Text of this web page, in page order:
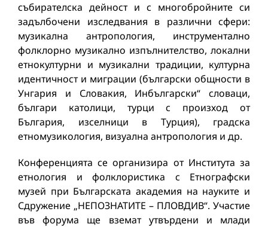
събирателска дейност и с многобройните си
задълбочени изследвания в различни сфери:
музикална антропология, инструментално
фолклорно музикално изпълнителство, локални
етнокултурни и музикални традиции, културна
идентичност и миграции (български общности в
Унгария и Словакия, Инбългарски“ словаци,
българи католици, турци с произход от
България, изселници в Турция), градска
етномузикология, визуална антропология и др.
Конференцията се организира от Института за
етнология и фолклористика с Етнографски
музей при Българската академия на науките и
Сдружение „НЕПОЗНАТИТЕ – ПЛОВДИВ“. Участие
във форума ще вземат утвърдени и млади